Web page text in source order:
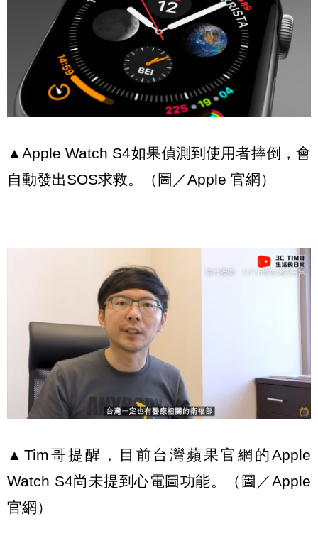
▲Apple Watch S4如果偵測到使用者摔倒，會
自動發出SOS求救。（圖／Apple 官網）
▲Tim哥提醒，目前台灣蘋果官網的Apple
Watch S4尚未提到心電圖功能。（圖／Apple
官網）